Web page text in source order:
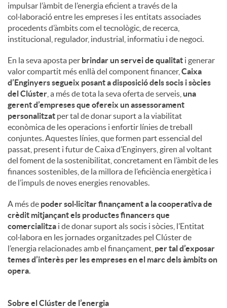
impulsar l’àmbit de l’energia eficient a través de la
col·laboració entre les empreses i les entitats associades
procedents d’àmbits com el tecnològic, de recerca,
institucional, regulador, industrial, informatiu i de negoci.
En la seva aposta per brindar un servei de qualitat i generar
valor compartit més enllà del component financer, Caixa
d’Enginyers segueix posant a disposició dels socis i sòcies
del Clúster , a més de tota la seva oferta de serveis, una
gerent d’empreses que ofereix un assessorament
personalitzat per tal de donar suport a la viabilitat
econòmica de les operacions i enfortir línies de treball
conjuntes. Aquestes línies, que formen part essencial del
passat, present i futur de Caixa d’Enginyers, giren al voltant
del foment de la sostenibilitat, concretament en l’àmbit de les
finances sostenibles, de la millora de l’eficiència energètica i
de l’impuls de noves energies renovables.
A més de poder sol·licitar finançament a la cooperativa de
crèdit mitjançant els productes financers que
comercialitza i de donar suport als socis i sòcies, l’Entitat
col·labora en les jornades organitzades pel Clúster de
l’energia relacionades amb el finançament, per tal d’exposar
temes d’interès per les empreses en el marc dels àmbits on
opera.
Sobre el Clúster de l’energia